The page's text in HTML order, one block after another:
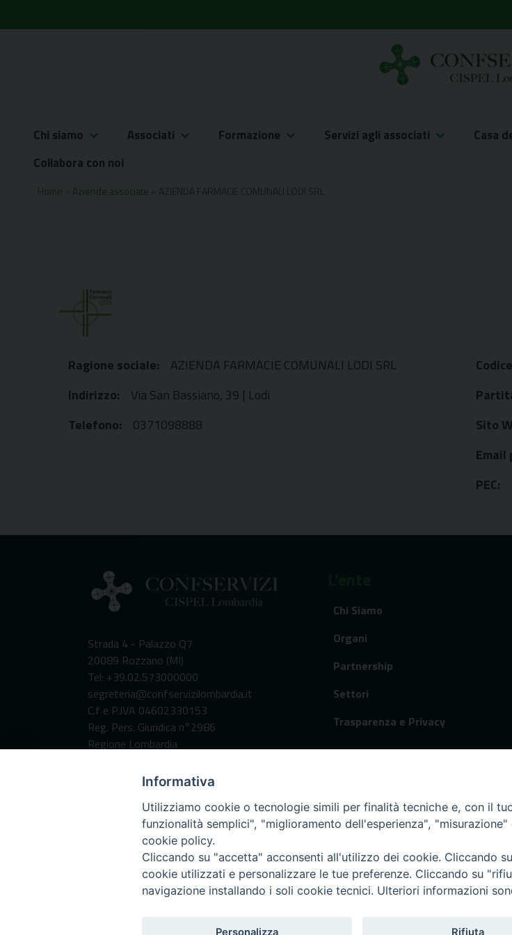
to
Chi siamo Associati Formazione Servizi agli associati Casa
Collabora con noi
Home Aziende associate AZIENDA FARMACIE COMUNALI LODI SRL
Ragione sociale:
AZIENDA FARMACIE COMUNALI LODI SRL
Indirizzo:
Via San Bassiano, 39 | Lodi
Telefono:
0371098888
Sito
Email
PEC:
Strada 4 - Palazzo Q7
20089 Rozzano (MI)
Tel: +39.02.573000000
segreteria@confservizilombardia.it
C.f e P.IVA 04602330153
Reg. Pers. Giuridica n°2986
Regione Lombardia
Chi Siamo
Organi
Partnership
Settori
Trasparenza e Privacy
Informativa
Utilizziamo cookie o tecnologie simili per finalità tecniche e, con il
funzionalità semplici", "miglioramento dell'esperienza",
cookie policy.
Cliccando su "accetta" acconsenti all'utilizzo dei cookie. Cliccando
cookie utilizzati e personalizzare le tue preferenze. Cliccando su
navigazione installando i soli cookie tecnici. Ulteriori informazioni
Personalizza Rifiuta